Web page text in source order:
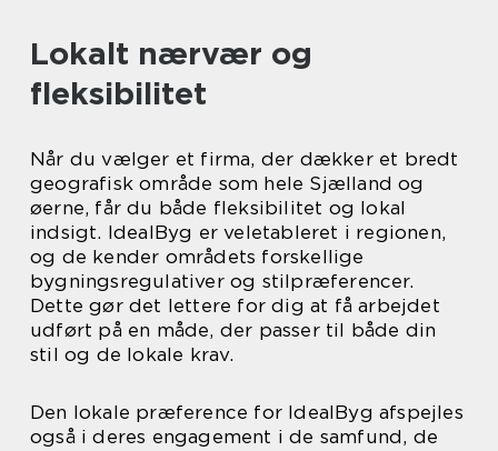
Lokalt nærvær og
fleksibilitet
Når du vælger et firma, der dækker et bredt
geografisk område som hele Sjælland og
øerne, får du både fleksibilitet og lokal
indsigt. IdealByg er veletableret i regionen,
og de kender områdets forskellige
bygningsregulativer og stilpræferencer.
Dette gør det lettere for dig at få arbejdet
udført på en måde, der passer til både din
stil og de lokale krav.
Den lokale præference for IdealByg afspejles
også i deres engagement i de samfund, de